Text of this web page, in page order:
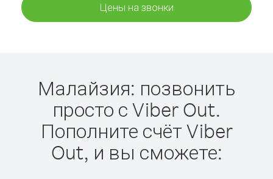
Цены на звонки
Малайзия: позвонить
просто с Viber Out.
Пополните счёт Viber
Out, и вы сможете: